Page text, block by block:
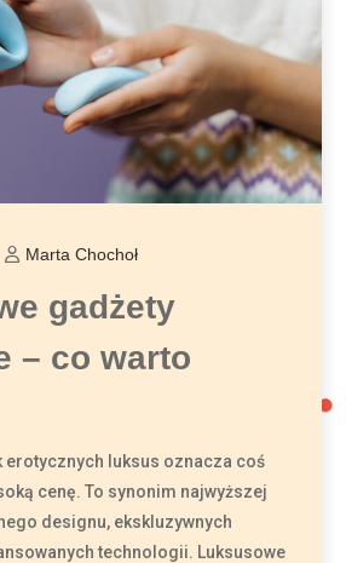
Marta Chochoł
gadżety
– co warto
erotycznych luksus oznacza coś
cenę. To synonim najwyższej
designu, ekskluzywnych
technologii. Luksusowe